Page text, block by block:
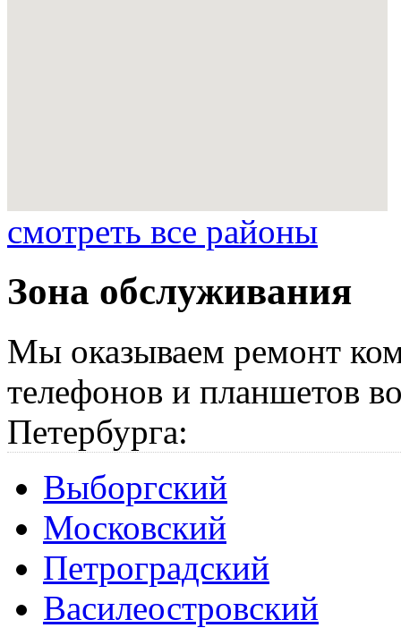
смотреть все районы
Зона обслуживания
Мы оказываем ремонт
телефонов и планшетов
Петербурга:
Выборгский
Московский
Петроградский
Василеостровский